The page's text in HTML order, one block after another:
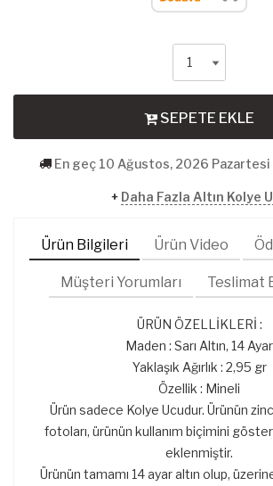
SEPETE EKLE
En geç 10 Ağustos, 2026 Pazartesi
+ Daha Fazla Altın Kolye
Ürün Bilgileri Ürün Video
Müşteri Yorumları Teslimat
ÜRÜN ÖZELLİKLERİ :
Maden : Sarı Altın, 14 Ayar
Yaklaşık Ağırlık : 2,95 gr
Özellik : Mineli
Ürün sadece Kolye Ucudur. Ürünün
fotoları, ürünün kullanım biçimini
eklenmiştir.
Ürünün tamamı 14 ayar altın olup,